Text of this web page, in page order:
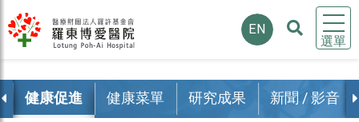
選單
EN
健康促進 健康菜單 研究成果 新聞 / 影音